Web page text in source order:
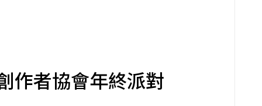
作者協會年終派對